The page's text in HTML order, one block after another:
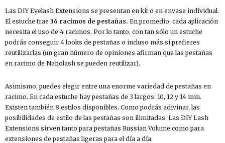
Las DIY Eyelash Extensions se presentan en kit o en envase individual.
El estuche trae 36 racimos de pestañas. En promedio, cada aplicación
necesita el uso de 4 racimos. Por lo tanto, con tan sólo un estuche
podrás conseguir 4 looks de pestañas o incluso más si prefieres
reutilizarlas (un gran número de opiniones afirman que las pestañas
en racimo de Nanolash se pueden reutilizar).
Asimismo, puedes elegir entre una enorme variedad de pestañas en
racimo. En cada estuche hay pestañas de 3 largos: 10, 12 y 14 mm.
Existen también 8 estilos disponibles. Como podrás adivinar, las
posibilidades de estilo de las pestañas son ilimitadas. Las DIY Lash
Extensions sirven tanto para pestañas Russian Volume como para
extensiones de pestañas ligeras para el día a día.